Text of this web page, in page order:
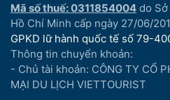
Mã số thuế: 0311854004 do Sở
Hồ Chí Minh cấp ngày 27/06/
GPKD lữ hành quốc tế số 79-
Thông tin chuyển khoản:
- Chủ tài khoản: CÔNG TY CỔ
MẠI DU LỊCH VIETTOURIST